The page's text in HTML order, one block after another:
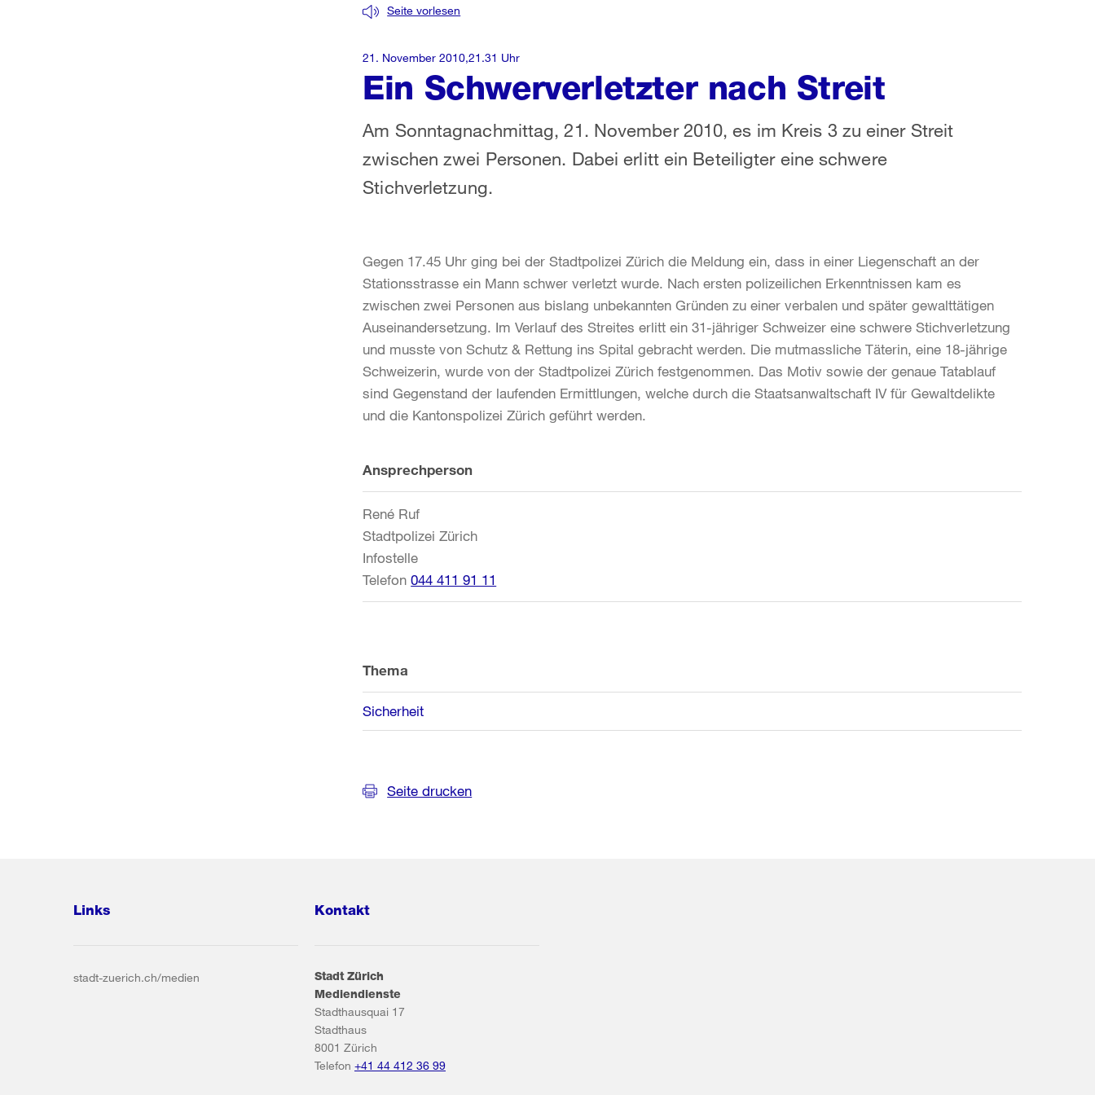
Ein Schwerverletzter nach Streit
Seite vorlesen
Am Sonntagnachmittag, 21. November 2010, es im Kreis 3 zu einer Streit
zwischen zwei Personen. Dabei erlitt ein Beteiligter eine schwere
Stichverletzung.
21. November 2010,21.31 Uhr
Gegen 17.45 Uhr ging bei der Stadtpolizei Zürich die Meldung ein, dass in einer Liegenschaft an der
Stationsstrasse ein Mann schwer verletzt wurde. Nach ersten polizeilichen Erkenntnissen kam es
zwischen zwei Personen aus bislang unbekannten Gründen zu einer verbalen und später gewalttätigen
Auseinandersetzung. Im Verlauf des Streites erlitt ein 31-jähriger Schweizer eine schwere Stichverletzung
und musste von Schutz & Rettung ins Spital gebracht werden. Die mutmassliche Täterin, eine 18-jährige
Schweizerin, wurde von der Stadtpolizei Zürich festgenommen. Das Motiv sowie der genaue Tatablauf
sind Gegenstand der laufenden Ermittlungen, welche durch die Staatsanwaltschaft IV für Gewaltdelikte
und die Kantonspolizei Zürich geführt werden.
Weitere
Informationen
Ansprechperson
René Ruf
Stadtpolizei Zürich
Infostelle
Telefon 044 411 91 11
Thema
Sicherheit
Seite drucken
Links
stadt-zuerich.ch/medien
Kontakt
Stadt Zürich
Mediendienste
Stadthausquai 17
Stadthaus
8001 Zürich
Telefon +41 44 412 36 99